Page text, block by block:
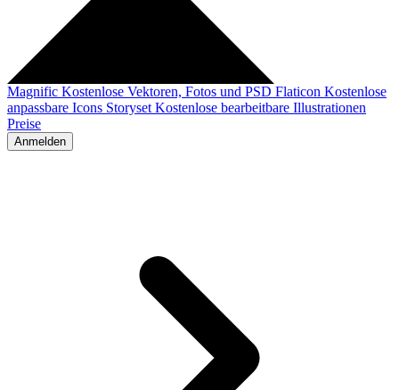
Magnific Kostenlose Vektoren, Fotos und PSD Flaticon Kostenlose
anpassbare Icons Storyset Kostenlose bearbeitbare Illustrationen
Preise
Anmelden